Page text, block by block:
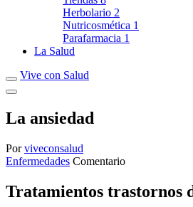
Herbolario 2
Nutricosmética 1
Parafarmacia 1
La Salud
Vive con Salud
La ansiedad
Porviveconsalud
Enfermedades Comentario
Tratamientos trastornos